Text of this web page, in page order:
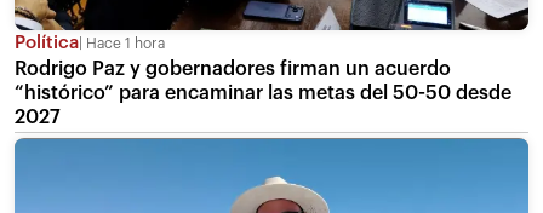
Política Hace 1 hora
Rodrigo Paz y gobernadores firman un acuerdo
“histórico” para encaminar las metas del 50-50 desde
2027